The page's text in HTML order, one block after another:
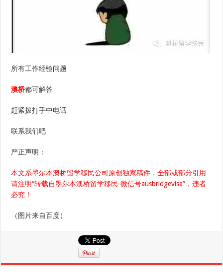
所有工作经验问题
澳桥都可解答
赶紧拨打手中电话
联系我们吧
严正声明：
本文系墨尔本澳桥留学移民公司原创独家稿件，全部或部分引用
请注明“转载自墨尔本澳桥留学移民-微信号ausbridgevisa”，违者
必究！
（图片来自百度）